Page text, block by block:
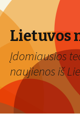
Lietuvos
Įdomiausios
naujienos iš